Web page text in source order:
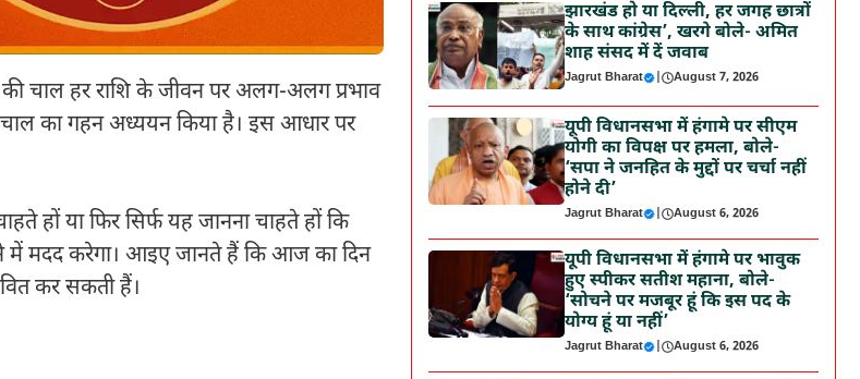
की चाल हर राशि के जीवन पर अलग-अलग प्रभाव
चाल का गहन अध्ययन किया है। इस आधार पर
हों या फिर सिर्फ यह जानना चाहते हों कि
में मदद करेगा। आइए जानते हैं कि आज का दिन
कर सकती हैं।
झारखंड हो या दिल्ली, हर जगह छात्रों
के साथ कांग्रेस’, खरगे बोले- अमित
शाह संसद में दें जवाब
Jagrut Bharat | August 7, 2026
यूपी विधानसभा में हंगामे पर सीएम
योगी का विपक्ष पर हमला, बोले-
‘सपा ने जनहित के मुद्दों पर चर्चा नहीं
होने दी’
Jagrut Bharat | August 6, 2026
यूपी विधानसभा में हंगामे पर भावुक
हुए स्पीकर सतीश महाना, बोले-
‘सोचने पर मजबूर हूं कि इस पद के
योग्य हूं या नहीं’
Jagrut Bharat | August 6, 2026